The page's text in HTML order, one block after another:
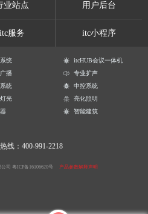
业站点 用户后台
itc服务 itc小程序
统
itcHUB会议一体机
播
专业扩声
统
中控系统
光
亮化照明
智能建筑
线：400-991-2218
司 粤ICP备16106620号 产品参数解释声明